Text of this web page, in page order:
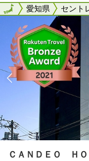
全国愛知県 セント
全国
ＣＡＮＤＥＯ ＨＯ